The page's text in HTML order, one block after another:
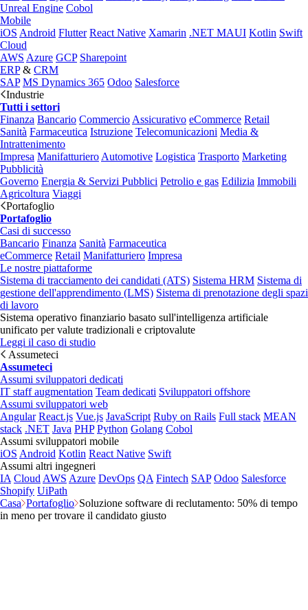
Unreal Engine Cobol
Mobile
iOS Android Flutter React Native Xamarin .NET MAUI Kotlin Swift
Cloud
AWS Azure GCP Sharepoint
ERP& CRM
SAP MS Dynamics 365 Odoo Salesforce
Industrie
Tutti i settori
Finanza Bancario Commercio Assicurativo eCommerce Retail
Sanità Farmaceutica Istruzione Telecomunicazioni Media &
Intrattenimento
Impresa Manifatturiero Automotive Logistica Trasporto Marketing
Pubblicità
Governo Energia & Servizi Pubblici Petrolio e gas Edilizia Immobili
Agricoltura Viaggi
Portafoglio
Portafoglio
Casi di successo
Bancario Finanza Sanità Farmaceutica
eCommerce Retail Manifatturiero Impresa
Le nostre piattaforme
Sistema di tracciamento dei candidati (ATS) Sistema HRM Sistema di
gestione dell'apprendimento (LMS) Sistema di prenotazione degli spazi
di lavoro
Sistema operativo finanziario basato sull'intelligenza artificiale
unificato per valute tradizionali e criptovalute
Leggi il caso di studio
Assumeteci
Assumeteci
Assumi sviluppatori dedicati
IT staff augmentation Team dedicati Sviluppatori offshore
Assumi sviluppatori web
Angular React.js Vue.js JavaScript Ruby on Rails Full stack MEAN
stack .NET Java PHP Python Golang Cobol
Assumi sviluppatori mobile
iOS Android Kotlin React Native Swift
Assumi altri ingegneri
IA Cloud AWS Azure DevOps QA Fintech SAP Odoo Salesforce
Shopify UiPath
Casa Portafoglio Soluzione software di reclutamento: 50% di tempo
in meno per trovare il candidato giusto